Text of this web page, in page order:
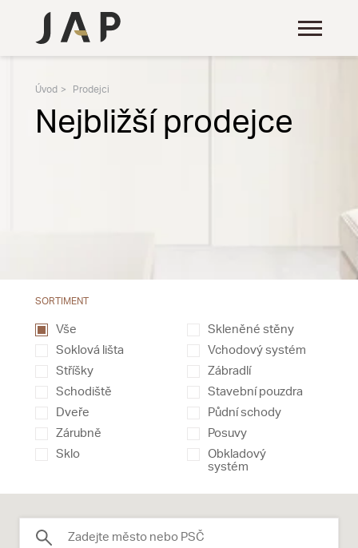
Úvod Prodejci
Nejbližší prodejce
SORTIMENT
Vše
Skleněné stěny
Soklová lišta
Vchodový systém
Stříšky
Zábradlí
Schodiště
Stavební pouzdra
Dveře
Půdní schody
Zárubně
Posuvy
Sklo
Obkladový
systém